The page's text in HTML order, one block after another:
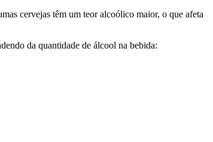
cervejas têm um teor alcoólico maior, o que afeta
da quantidade de álcool na bebida: